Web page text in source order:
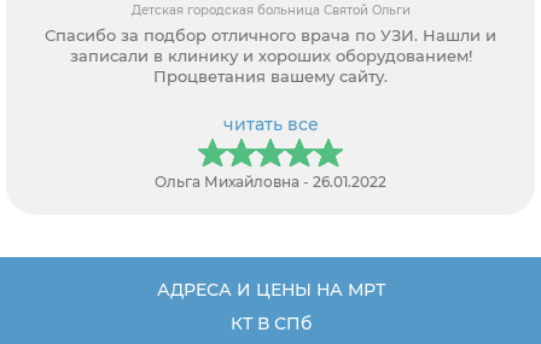
Детская городская больница Святой Ольги
Спасибо за подбор отличного врача по УЗИ. Нашли и
записали в клинику и хороших оборудованием!
Процветания вашему сайту.
читать все
Ольга Михайловна - 26.01.2022
АДРЕСА И ЦЕНЫ НА МРТ
КТ В СПб